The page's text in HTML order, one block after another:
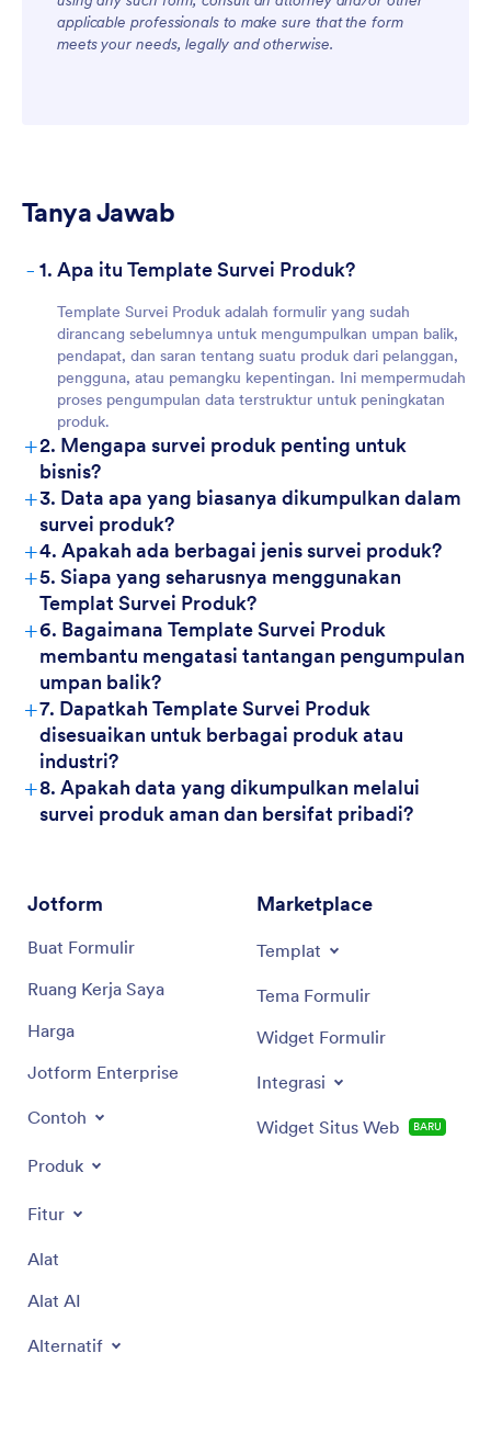
applicable professionals to make sure that the form
meets your needs, legally and otherwise.
Tanya Jawab
- 1. Apa itu Template Survei Produk?
Template Survei Produk adalah formulir yang sudah
dirancang sebelumnya untuk mengumpulkan umpan balik,
pendapat, dan saran tentang suatu produk dari pelanggan,
pengguna, atau pemangku kepentingan. Ini mempermudah
proses pengumpulan data terstruktur untuk peningkatan
produk.
+2. Mengapa survei produk penting untuk
bisnis?
+3. Data apa yang biasanya dikumpulkan dalam
survei produk?
+4. Apakah ada berbagai jenis survei produk?
+5. Siapa yang seharusnya menggunakan
Templat Survei Produk?
+6. Bagaimana Template Survei Produk
membantu mengatasi tantangan pengumpulan
umpan balik?
+7. Dapatkah Template Survei Produk
disesuaikan untuk berbagai produk atau
industri?
+8. Apakah data yang dikumpulkan melalui
survei produk aman dan bersifat pribadi?
Jotform
Buat Formulir
Ruang Kerja Saya
Harga
Jotform Enterprise
Contoh
Produk
Fitur
Alat
Alat AI
Alternatif
Marketplace
Templat
Tema Formulir
Widget Formulir
Integrasi
Widget Situs Web BARU